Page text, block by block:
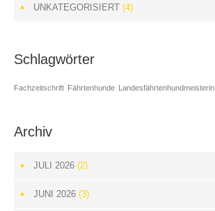
UNKATEGORISIERT (4)
Schlagwörter
Fachzeitschrift Fährtenhunde Landesfährtenhundmeisterin
Archiv
JULI 2026 (2)
JUNI 2026 (3)